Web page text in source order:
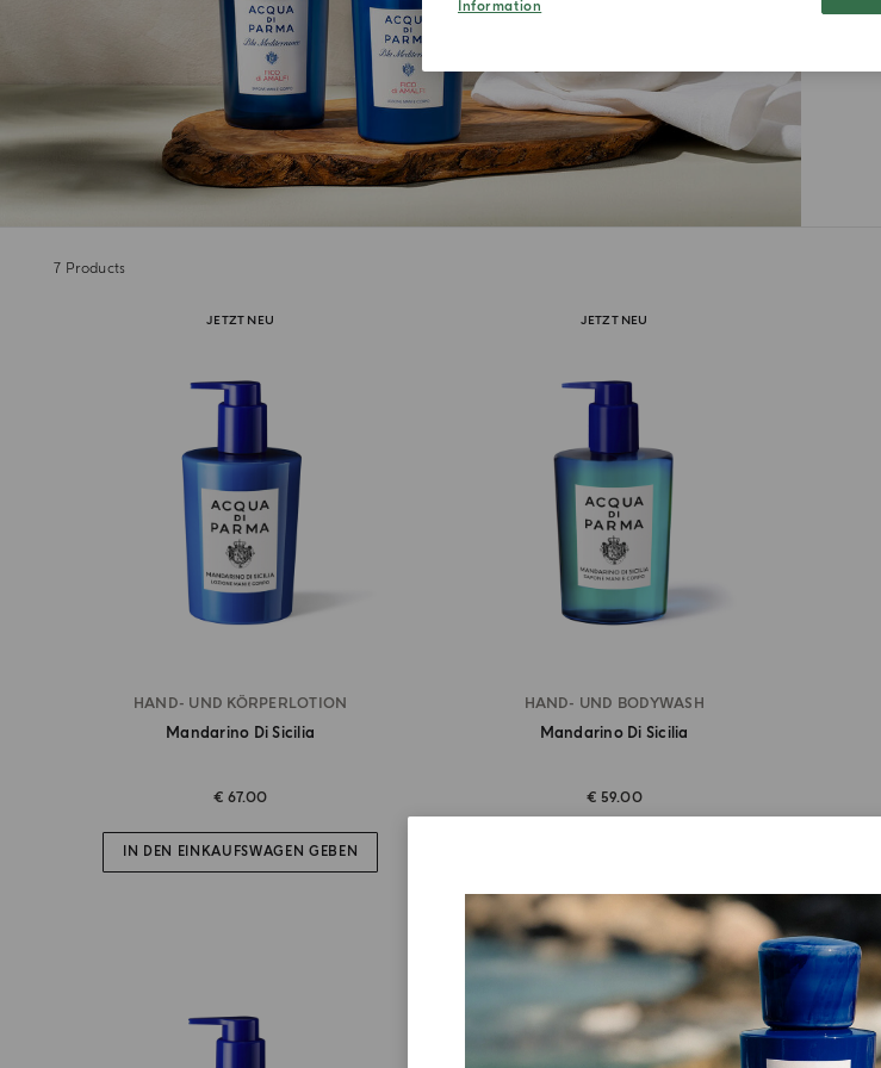
7 Products
JETZT NEU
HAND- UND KÖRPERLOTION
Mandarino Di Sicilia
€ 67.00
IN DEN EINKAUFSWAGEN GEBEN
JETZT NEU
HAND- UND BODYWASH
Mandarino Di Sicilia
€ 59.00
Information